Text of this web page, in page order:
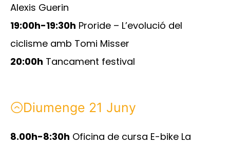
Alexis Guerin
19:00h-19:30h Proride – L’evolució del
ciclisme amb Tomi Misser
20:00h Tancament festival
Diumenge 21 Juny
8.00h-8:30h Oficina de cursa E-bike La